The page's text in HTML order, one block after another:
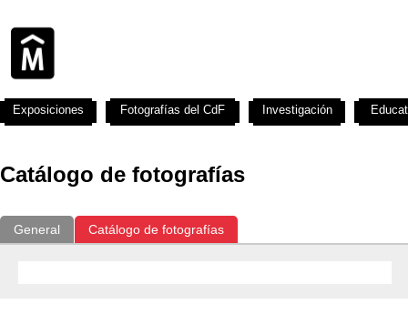
Catálogo de fotografías
General Catálogo de fotografías
Exposiciones Fotografías del CdF Investigación